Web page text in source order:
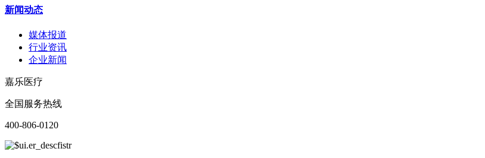
新闻动态
媒体报道
行业资讯
企业新闻
嘉乐医疗
全国服务热线
400-806-0120